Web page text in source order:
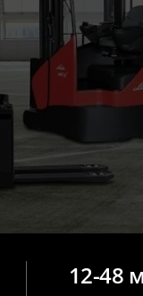
12-48